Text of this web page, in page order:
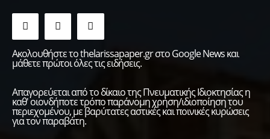
Ακολουθήστε το thelarissapaper.gr στο Google News και
μάθετε πρώτοι όλες τις ειδήσεις.
Απαγορεύεται από το δίκαιο της Πνευματικής Ιδιοκτησίας η
καθ' οιονδήποτε τρόπο παράνομη χρήση/ιδιοποίηση του
περιεχομένου, με βαρύτατες αστικές και ποινικές κυρώσεις
για τον παραβάτη.